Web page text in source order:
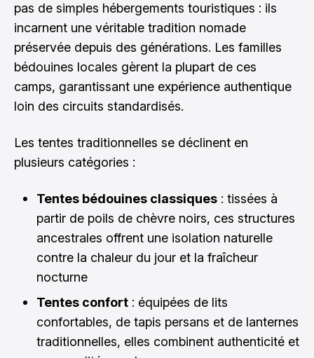
pas de simples hébergements touristiques : ils
incarnent une véritable tradition nomade
préservée depuis des générations. Les familles
bédouines locales gèrent la plupart de ces
camps, garantissant une expérience authentique
loin des circuits standardisés.
Les tentes traditionnelles se déclinent en
plusieurs catégories :
Tentes bédouines classiques : tissées à
partir de poils de chèvre noirs, ces structures
ancestrales offrent une isolation naturelle
contre la chaleur du jour et la fraîcheur
nocturne
Tentes confort : équipées de lits
confortables, de tapis persans et de lanternes
traditionnelles, elles combinent authenticité et